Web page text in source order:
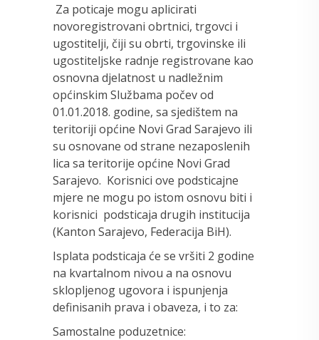
Za poticaje mogu aplicirati
novoregistrovani obrtnici, trgovci i
ugostitelji, čiji su obrti, trgovinske ili
ugostiteljske radnje registrovane kao
osnovna djelatnost u nadležnim
općinskim Službama počev od
01.01.2018. godine, sa sjedištem na
teritoriji općine Novi Grad Sarajevo ili
su osnovane od strane nezaposlenih
lica sa teritorije općine Novi Grad
Sarajevo. Korisnici ove podsticajne
mjere ne mogu po istom osnovu biti i
korisnici podsticaja drugih institucija
(Kanton Sarajevo, Federacija BiH).
Isplata podsticaja će se vršiti 2 godine
na kvartalnom nivou a na osnovu
sklopljenog ugovora i ispunjenja
definisanih prava i obaveza, i to za:
Samostalne poduzetnice: